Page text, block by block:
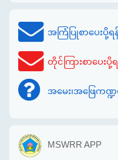
အကြံပြုစာပေးပို့ရ
တိုင်ကြားစာပေးပို့
အမေး၊အဖြေကဏ္ဍ
MSWRR APP